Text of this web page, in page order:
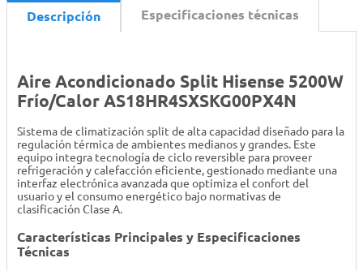
Descripción Especificaciones técnicas
Aire Acondicionado Split Hisense 5200W
Frío/Calor AS18HR4SXSKG00PX4N
Sistema de climatización split de alta capacidad diseñado para la
regulación térmica de ambientes medianos y grandes. Este
equipo integra tecnología de ciclo reversible para proveer
refrigeración y calefacción eficiente, gestionado mediante una
interfaz electrónica avanzada que optimiza el confort del
usuario y el consumo energético bajo normativas de
clasificación Clase A.
Características Principales y Especificaciones
Técnicas